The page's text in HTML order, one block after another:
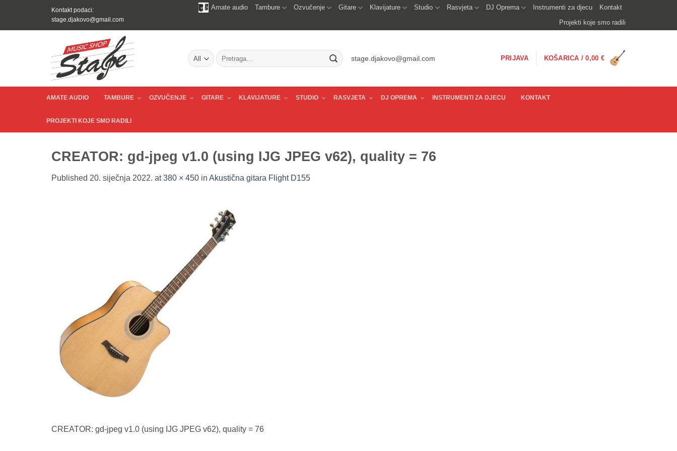
content
Kontakt podaci:
stage.djakovo@gmail.com
Amate audio Tambure Ozvučenje Gitare Klavijature Studio Rasvjeta DJ Oprema Instrumenti za djecu
Kontakt
Projekti koje smo radili
Pretraži:
stage.djakovo@gmail.com PRIJAVA KOŠARICA /0,00 €
AMATE AUDIO TAMBURE OZVUČENJE GITARE KLAVIJATURE STUDIO RASVJETA DJ OPREMA INSTRUMENTI ZA DJECU KONTAKT
PROJEKTI KOJE SMO RADILI
CREATOR: gd-jpeg v1.0 (using IJG JPEG v62), quality = 76
Published 20. siječnja 2022. at380 × 450 in Akustična gitara Flight D155
CREATOR: gd-jpeg v1.0 (using IJG JPEG v62), quality = 76